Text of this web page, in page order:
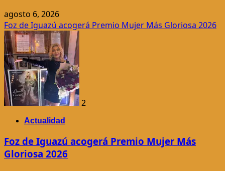
agosto 6, 2026
Foz de Iguazú acogerá Premio Mujer Más Gloriosa 2026
2
Actualidad
Foz de Iguazú acogerá Premio Mujer Más
Gloriosa 2026